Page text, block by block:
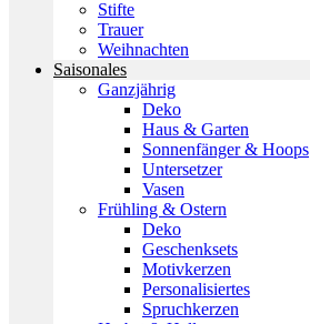
Stifte
Trauer
Weihnachten
Saisonales
Ganzjährig
Deko
Haus & Garten
Sonnenfänger & Hoops
Untersetzer
Vasen
Frühling & Ostern
Deko
Geschenksets
Motivkerzen
Personalisiertes
Spruchkerzen